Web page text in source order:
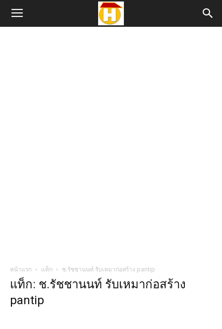
หน้าแรก แท็ก ช.รัชชานนท์ รับเหมาก่อสร้าง pantip
แท็ก: ช.รัชชานนท์ รับเหมาก่อสร้าง
pantip